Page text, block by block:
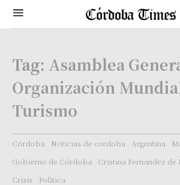
Tag: Asamblea
Organización
Turismo
Córdoba Noticias de cordoba Argentina
Gobierno de Córdoba
Cristina Fernandez de
Crisis
Politica